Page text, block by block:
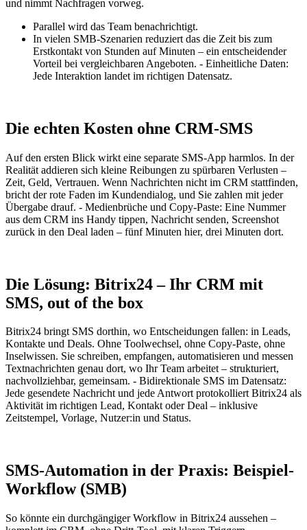
und nimmt Nachfragen vorweg.
Parallel wird das Team benachrichtigt.
In vielen SMB-Szenarien reduziert das die Zeit bis zum
Erstkontakt von Stunden auf Minuten – ein entscheidender
Vorteil bei vergleichbaren Angeboten. - Einheitliche Daten:
Jede Interaktion landet im richtigen Datensatz.
Die echten Kosten ohne CRM-SMS
Auf den ersten Blick wirkt eine separate SMS-App harmlos. In der
Realität addieren sich kleine Reibungen zu spürbaren Verlusten –
Zeit, Geld, Vertrauen. Wenn Nachrichten nicht im CRM stattfinden,
bricht der rote Faden im Kundendialog, und Sie zahlen mit jeder
Übergabe drauf. - Medienbrüche und Copy-Paste: Eine Nummer
aus dem CRM ins Handy tippen, Nachricht senden, Screenshot
zurück in den Deal laden – fünf Minuten hier, drei Minuten dort.
Die Lösung: Bitrix24 – Ihr CRM mit
SMS, out of the box
Bitrix24 bringt SMS dorthin, wo Entscheidungen fallen: in Leads,
Kontakte und Deals. Ohne Toolwechsel, ohne Copy-Paste, ohne
Inselwissen. Sie schreiben, empfangen, automatisieren und messen
Textnachrichten genau dort, wo Ihr Team arbeitet – strukturiert,
nachvollziehbar, gemeinsam. - Bidirektionale SMS im Datensatz:
Jede gesendete Nachricht und jede Antwort protokolliert Bitrix24 als
Aktivität im richtigen Lead, Kontakt oder Deal – inklusive
Zeitstempel, Vorlage, Nutzer:in und Status.
SMS-Automation in der Praxis: Beispiel-
Workflow (SMB)
So könnte ein durchgängiger Workflow in Bitrix24 aussehen –